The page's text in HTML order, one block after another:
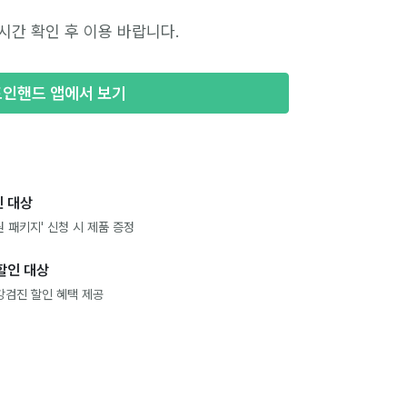
간 확인 후 이용 바랍니다.
핸드 앱에서 보기
대상
패키지' 신청 시 제품 증정
인 대상
검진 할인 혜택 제공